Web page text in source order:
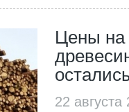
Цены на
22